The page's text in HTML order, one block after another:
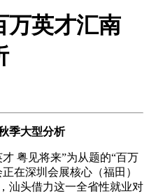
万英才汇南
季大型分析
粤见将来”为从题的“百万
在深圳会展核心（福田）
汕头借力这一全省性就业对